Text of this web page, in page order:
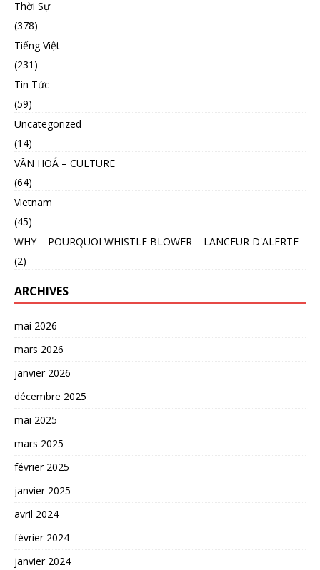
Thời Sự
(378)
Tiếng Việt
(231)
Tin Tức
(59)
Uncategorized
(14)
VĂN HOÁ – CULTURE
(64)
Vietnam
(45)
WHY – POURQUOI WHISTLE BLOWER – LANCEUR D'ALERTE
(2)
ARCHIVES
mai 2026
mars 2026
janvier 2026
décembre 2025
mai 2025
mars 2025
février 2025
janvier 2025
avril 2024
février 2024
janvier 2024